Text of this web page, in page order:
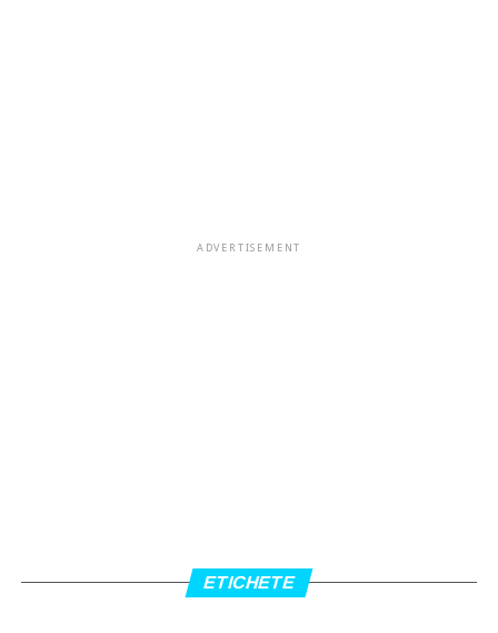
ADVERTISEMENT
ETICHETE